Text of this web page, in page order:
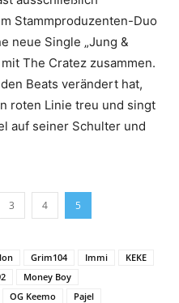
Stammproduzenten-Duo
neue Single „Jung &
The Cratez zusammen.
Beats verändert hat,
roten Linie treu und singt
auf seiner Schulter und
3 4 5
Grim104 Immi
KEKE
Money Boy
OG Keemo
Pajel